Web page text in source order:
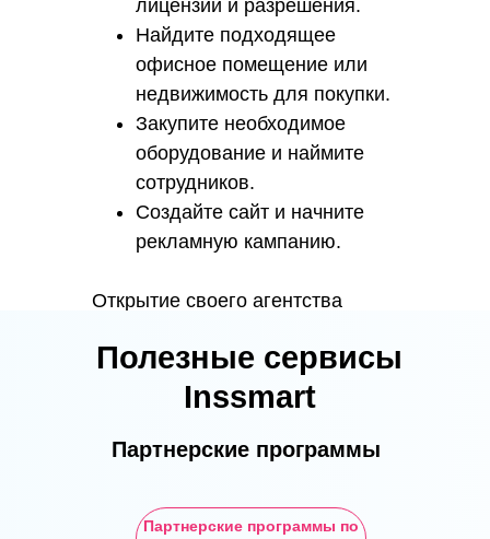
лицензии и разрешения.
Найдите подходящее
офисное помещение или
недвижимость для покупки.
Закупите необходимое
оборудование и наймите
сотрудников.
Создайте сайт и начните
рекламную кампанию.
Открытие своего агентства
трудным, но с правильным
планированием и выполнением
добиться успеха.
Полезные сервисы
Inssmart
Партнерские программы
Партнерские программы по